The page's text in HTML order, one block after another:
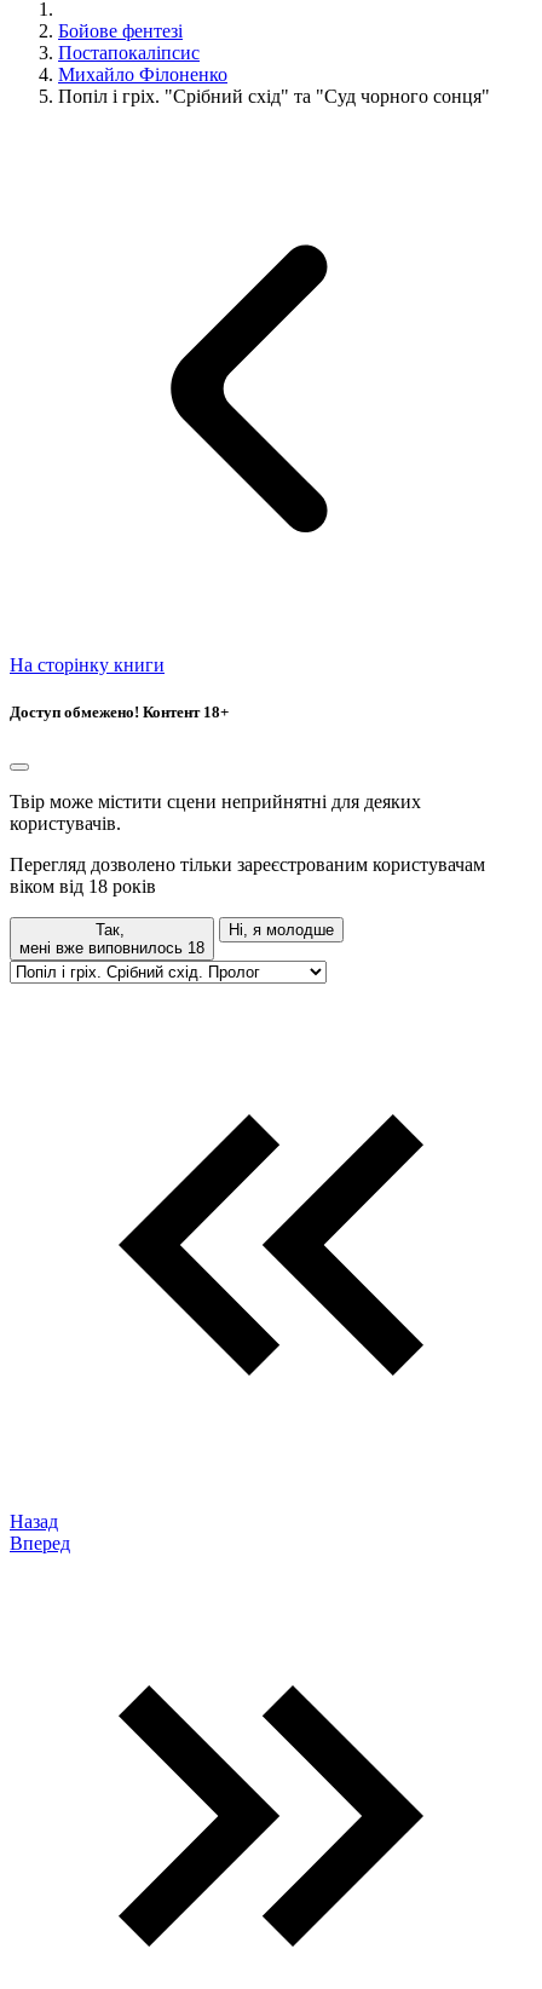
Бойове фентезі
Постапокаліпсис
Михайло Філоненко
Попіл і гріх. "Срібний схід" та "Суд чорного сонця"
На сторінку книги
Доступ обмежено! Контент 18+
Твір може містити сцени неприйнятні для деяких
користувачів.
Перегляд дозволено тільки зареєстрованим користувачам
віком від 18 років
Так,
мені вже виповнилось 18
Ні, я молодше
Назад
Вперед